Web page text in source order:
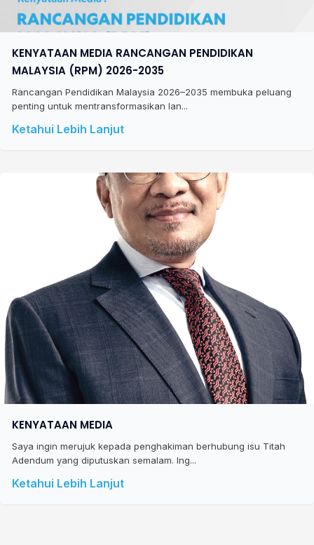
KENYATAAN MEDIA RANCANGAN PENDIDIKAN
MALAYSIA (RPM) 2026-2035
Rancangan Pendidikan Malaysia 2026–2035 membuka peluang
penting untuk mentransformasikan lan...
Ketahui Lebih Lanjut
KENYATAAN MEDIA
Saya ingin merujuk kepada penghakiman berhubung isu Titah
Adendum yang diputuskan semalam. Ing...
Ketahui Lebih Lanjut